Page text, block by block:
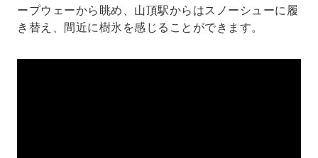
ープウェーから眺め、山頂駅からはスノーシューに履
き替え、間近に樹氷を感じることができます。